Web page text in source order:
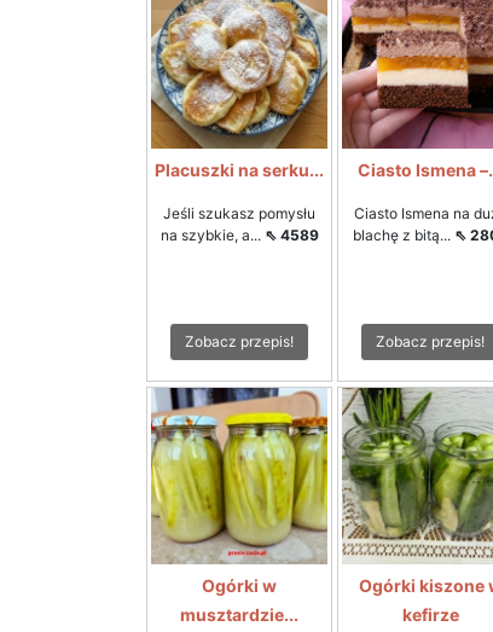
Placuszki na serku...
Jeśli szukasz pomysłu
na szybkie, a... ⇖ 4589
Zobacz przepis!
Ciasto Ismena
Ciasto Ismena na
blachę z bitą... ⇖
Zobacz przepis!
Ogórki w
musztardzie...
Ogórki kiszone
kefirze